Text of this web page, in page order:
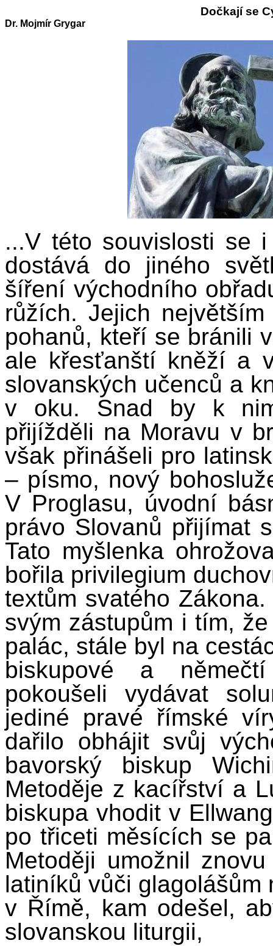
Dočkají se
Dr. Mojmír Grygar
...V této souvislosti se
dostává do jiného
šíření východního
růžích. Jejich
pohanů, kteří se bránili
ale křesťanští kněží a
slovanských učenců a
v oku. Snad by k
přijížděli na Moravu v
však přinášeli pro
– písmo, nový
V Proglasu, úvodní
právo Slovanů přijímat
Tato myšlenka
bořila privilegium
textům svatého
svým zástupům i tím,
palác, stále byl na
biskupové a
pokoušeli vydávat
jediné pravé římské
dařilo obhájit svůj
bavorský biskup
Metoděje z kacířství a
biskupa vhodit v
po třiceti měsících se
Metoději umožnil
latiníků vůči glagolášům
v Římě, kam odešel,
slovanskou liturgii,